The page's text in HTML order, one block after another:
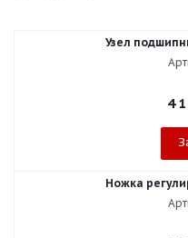
Узел
4
Ножка